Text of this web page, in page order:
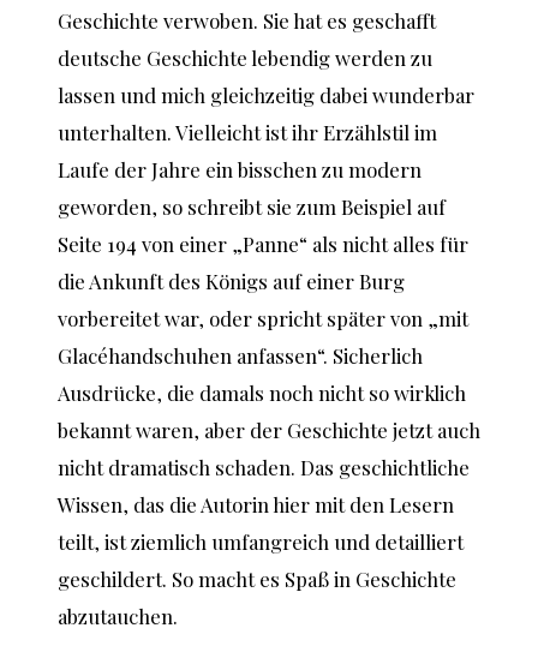
Geschichte verwoben. Sie hat es geschafft
deutsche Geschichte lebendig werden zu
lassen und mich gleichzeitig dabei wunderbar
unterhalten. Vielleicht ist ihr Erzählstil im
Laufe der Jahre ein bisschen zu modern
geworden, so schreibt sie zum Beispiel auf
Seite 194 von einer „Panne“ als nicht alles für
die Ankunft des Königs auf einer Burg
vorbereitet war, oder spricht später von „mit
Glacéhandschuhen anfassen“. Sicherlich
Ausdrücke, die damals noch nicht so wirklich
bekannt waren, aber der Geschichte jetzt auch
nicht dramatisch schaden. Das geschichtliche
Wissen, das die Autorin hier mit den Lesern
teilt, ist ziemlich umfangreich und detailliert
geschildert. So macht es Spaß in Geschichte
abzutauchen.